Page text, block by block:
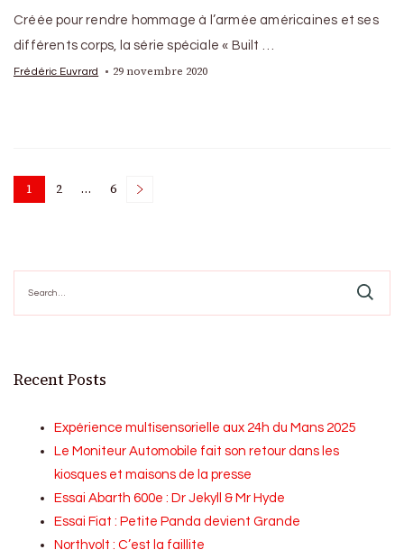
Créée pour rendre hommage à l’armée américaines et ses
différents corps, la série spéciale « Built …
Frédéric Euvrard 29 novembre 2020
Posts
Page
1 Page
2 … Page
6
for:
Recent Posts
Expérience multisensorielle aux 24h du Mans 2025
Le Moniteur Automobile fait son retour dans les
kiosques et maisons de la presse
Essai Abarth 600e : Dr Jekyll & Mr Hyde
Essai Fiat : Petite Panda devient Grande
Northvolt : C’est la faillite